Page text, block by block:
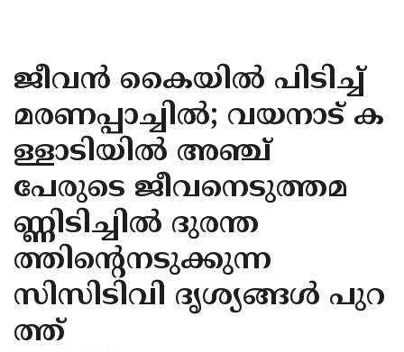
KANNUR
KASARAGOD
ജീ​വ​ൻ കൈ​യി​ൽ പി​ടി​ച്ച്
മ​ര​ണ​പ്പാ​ച്ചി​ൽ; വയനാട് ക
ള്ളാടിയിൽ അഞ്ച്
പേരുടെ ജീവനെടുത്തമ
ണ്ണിടിച്ചിൽ ദുരന്ത
ത്തിൻ്റെന​ടു​ക്കുന്ന
സിസിടിവി ദൃ​ശ്യ​ങ്ങ​ൾ പു​റ​
ത്ത്